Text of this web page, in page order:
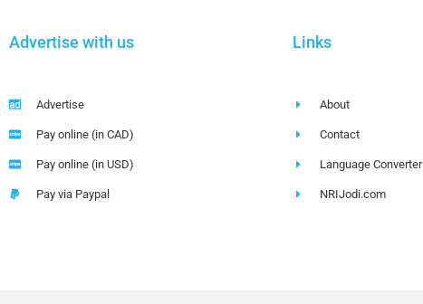
Advertise with us
Advertise
Pay online (in CAD)
Pay online (in USD)
Pay via Paypal
Links
About
Contact
Language Converter
NRIJodi.com